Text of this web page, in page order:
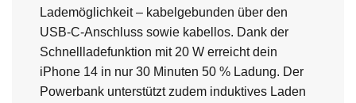
Lademöglichkeit – kabelgebunden über den
USB-C-Anschluss sowie kabellos. Dank der
Schnellladefunktion mit 20 W erreicht dein
iPhone 14 in nur 30 Minuten 50 % Ladung. Der
Powerbank unterstützt zudem induktives Laden